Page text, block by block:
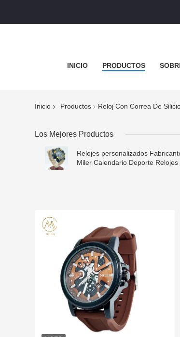
INICIO PRODUCTOS
Inicio Productos Reloj Con Correa De
Los Mejores Productos
Relojes personalizados
Miler Calendario Deporte